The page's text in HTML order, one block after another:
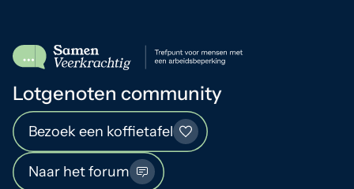
Lotgenoten community
Bezoek een koffietafel
Naar het forum